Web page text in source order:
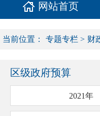
网站首页
当前位置： 专题专栏 > 财
区级政府预算
2021年